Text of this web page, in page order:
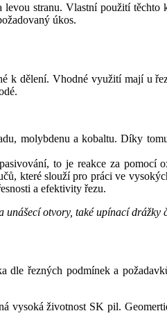
stranu. Vlastní použití
úkos.
k dělení. Vhodné využití mají u
molybdenu a kobaltu. Díky
to je reakce za pomocí
které slouží pro práci ve
a efektivity řezu.
unášecí otvory, také upínací
řezných podmínek a
vysoká životnost SK pil.